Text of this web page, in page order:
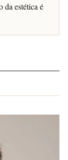
da estética é